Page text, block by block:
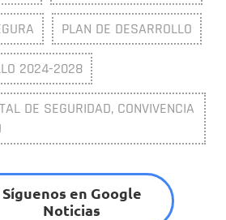
PLAN DE DESARROLLO
2024-2028
DE SEGURIDAD, CONVIVENCIA
Síguenos en Google
Noticias